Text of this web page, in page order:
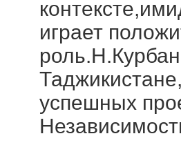
играет
успешных